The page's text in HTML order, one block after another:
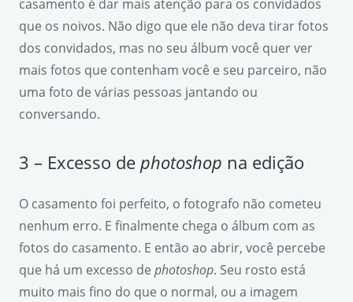
casamento é dar mais atenção para os convidados
que os noivos. Não digo que ele não deva tirar fotos
dos convidados, mas no seu álbum você quer ver
mais fotos que contenham você e seu parceiro, não
uma foto de várias pessoas jantando ou
conversando.
3 – Excesso de photoshop na edição
O casamento foi perfeito, o fotografo não cometeu
nenhum erro. E finalmente chega o álbum com as
fotos do casamento. E então ao abrir, você percebe
que há um excesso de photoshop. Seu rosto está
muito mais fino do que o normal, ou a imagem